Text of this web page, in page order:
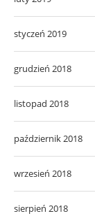
styczeń 2019
grudzień 2018
listopad 2018
październik 2018
wrzesień 2018
sierpień 2018